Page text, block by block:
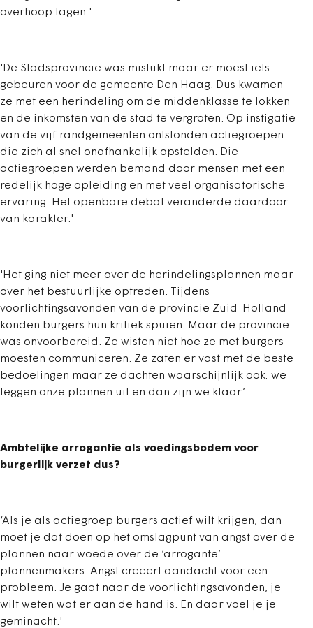
overhoop lagen.'
'De Stadsprovincie was mislukt maar er moest iets
gebeuren voor de gemeente Den Haag. Dus kwamen
ze met een herindeling om de middenklasse te lokken
en de inkomsten van de stad te vergroten. Op instigatie
van de vijf randgemeenten ontstonden actiegroepen
die zich al snel onafhankelijk opstelden. Die
actiegroepen werden bemand door mensen met een
redelijk hoge opleiding en met veel organisatorische
ervaring. Het openbare debat veranderde daardoor
van karakter.'
'Het ging niet meer over de herindelingsplannen maar
over het bestuurlijke optreden. Tijdens
voorlichtingsavonden van de provincie Zuid-Holland
konden burgers hun kritiek spuien. Maar de provincie
was onvoorbereid. Ze wisten niet hoe ze met burgers
moesten communiceren. Ze zaten er vast met de beste
bedoelingen maar ze dachten waarschijnlijk ook: we
leggen onze plannen uit en dan zijn we klaar.’
Ambtelijke arrogantie als voedingsbodem voor
burgerlijk verzet dus?
‘Als je als actiegroep burgers actief wilt krijgen, dan
moet je dat doen op het omslagpunt van angst over de
plannen naar woede over de ‘arrogante’
plannenmakers. Angst creëert aandacht voor een
probleem. Je gaat naar de voorlichtingsavonden, je
wilt weten wat er aan de hand is. En daar voel je je
geminacht.'